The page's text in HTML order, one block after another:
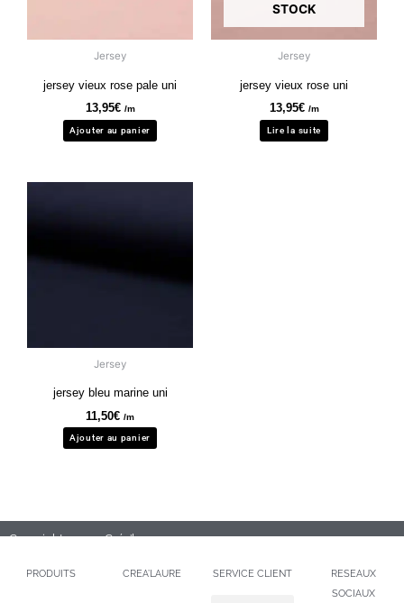
Jersey
jersey vieux rose pale uni
13,95€ /m
Ajouter au panier
STOCK
Jersey
jersey vieux rose uni
13,95€ /m
Lire la suite
Jersey
jersey bleu marine uni
11,50€ /m
Ajouter au panier
Copyright 2020 – Créa’laure
PRODUITS CREA’LAURE SERVICE CLIENT
RESEAUX
SOCIAUX